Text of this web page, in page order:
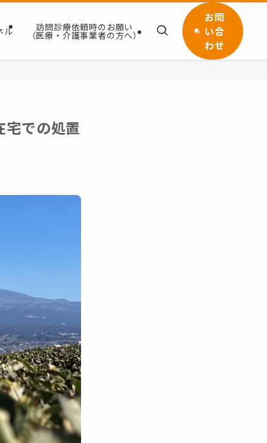
ル 訪問診療依頼時のお願い
（医療・介護事業者の方へ）
お問
い合
わせ
宅での処置